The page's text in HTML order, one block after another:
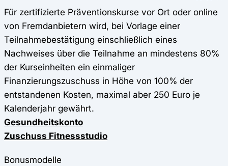
Für zertifizierte Präventionskurse vor Ort oder online
von Fremdanbietern wird, bei Vorlage einer
Teilnahmebestätigung einschließlich eines
Nachweises über die Teilnahme an mindestens 80%
der Kurseinheiten ein einmaliger
Finanzierungszuschuss in Höhe von 100% der
entstandenen Kosten, maximal aber 250 Euro je
Kalenderjahr gewährt.
Gesundheitskonto
Zuschuss Fitnessstudio
Bonusmodelle